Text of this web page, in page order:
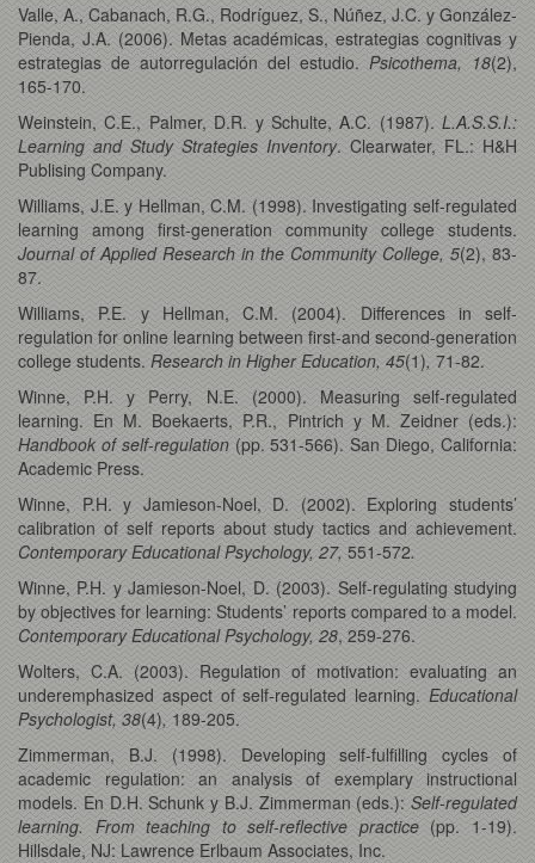
Valle, A., Cabanach, R.G., Rodríguez, S., Núñez, J.C. y González-
Pienda, J.A. (2006). Metas académicas, estrategias cognitivas y
estrategias de autorregulación del estudio. Psicothema, 18(2),
165-170.
Weinstein, C.E., Palmer, D.R. y Schulte, A.C. (1987). L.A.S.S.I.:
Learning and Study Strategies Inventory. Clearwater, FL.: H&H
Publising Company.
Williams, J.E. y Hellman, C.M. (1998). Investigating self-regulated
learning among first-generation community college students.
Journal of Applied Research in the Community College, 5(2), 83-
87.
Williams, P.E. y Hellman, C.M. (2004). Differences in self-
regulation for online learning between first-and second-generation
college students. Research in Higher Education, 45(1), 71-82.
Winne, P.H. y Perry, N.E. (2000). Measuring self-regulated
learning. En M. Boekaerts, P.R., Pintrich y M. Zeidner (eds.):
Handbook of self-regulation(pp. 531-566). San Diego, California:
Academic Press.
Winne, P.H. y Jamieson-Noel, D. (2002). Exploring students’
calibration of self reports about study tactics and achievement.
Contemporary Educational Psychology, 27, 551-572.
Winne, P.H. y Jamieson-Noel, D. (2003). Self-regulating studying
by objectives for learning: Students’ reports compared to a model.
Contemporary Educational Psychology, 28, 259-276.
Wolters, C.A. (2003). Regulation of motivation: evaluating an
underemphasized aspect of self-regulated learning. Educational
Psychologist, 38(4), 189-205.
Zimmerman, B.J. (1998). Developing self-fulfilling cycles of
academic regulation: an analysis of exemplary instructional
models. En D.H. Schunk y B.J. Zimmerman (eds.): Self-regulated
learning. From teaching to self-reflective practice(pp. 1-19).
Hillsdale, NJ: Lawrence Erlbaum Associates, Inc.